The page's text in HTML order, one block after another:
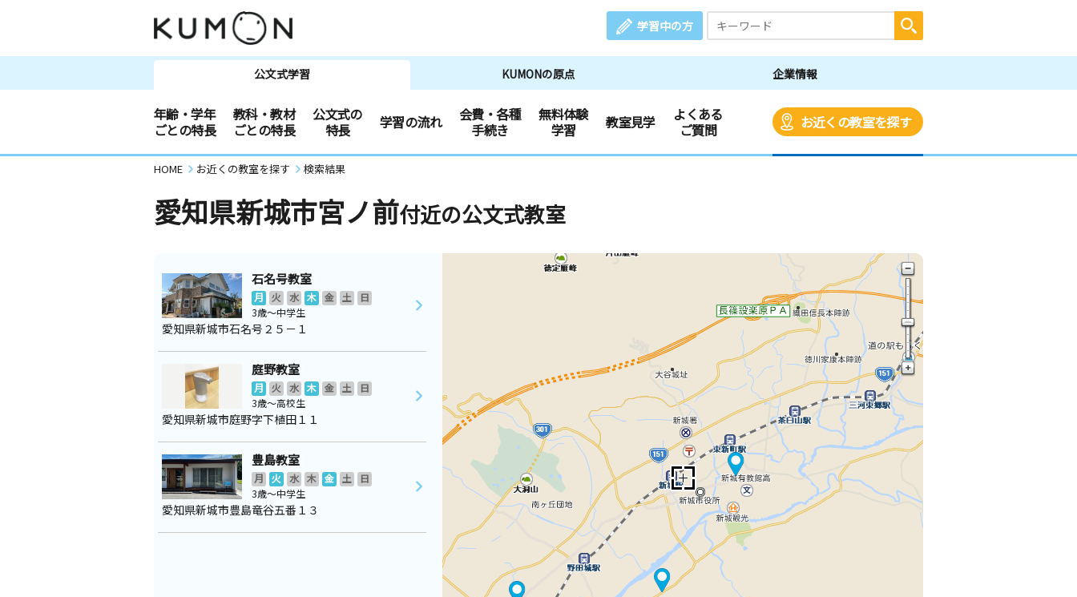
学習中の方
公文式学習 KUMONの原点 企業情報
年齢・学年
ごとの特長
教科・教材
ごとの特長
公文式の
特長
学習の流れ
会費・各種
手続き
無料体験
学習
教室見学
よくある
ご質問
お近くの教室を探す
HOME お近くの教室を探す 検索結果
愛知県新城市宮ノ前付近の公文式教室
石名号教室
月 火 水 木 金 土
日
3歳～中学生
愛知県新城市石名号２５－１
庭野教室
月 火 水 木 金 土
日
3歳～高校生
愛知県新城市庭野字下植田１１
豊島教室
月 火 水 木 金 土
日
3歳～中学生
愛知県新城市豊島竜谷五番１３